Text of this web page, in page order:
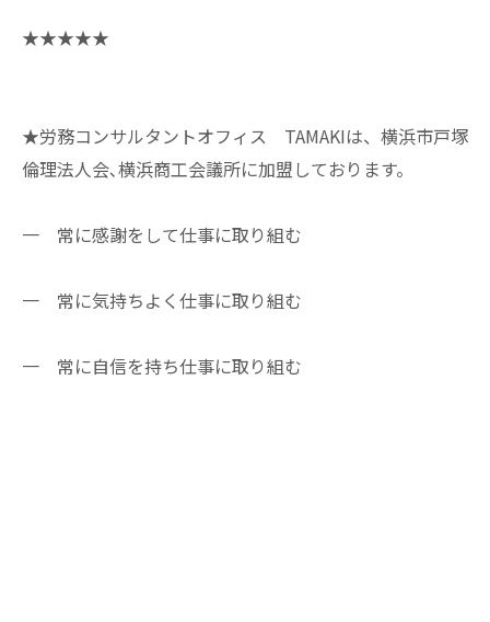
★★★★★
★労務コンサルタントオフィス TAMAKIは、横浜市戸塚
倫理法人会､横浜商工会議所に加盟しております。
一 常に感謝をして仕事に取り組む
一 常に気持ちよく仕事に取り組む
一 常に自信を持ち仕事に取り組む